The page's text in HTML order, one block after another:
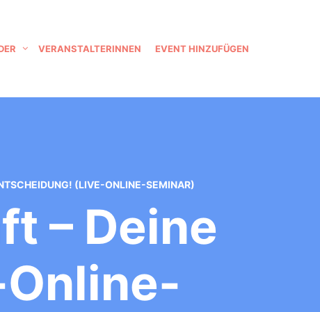
VERANSTALTERINNEN EVENT HINZUFÜGEN
(LIVE-ONLINE-SEMINAR)
– Deine